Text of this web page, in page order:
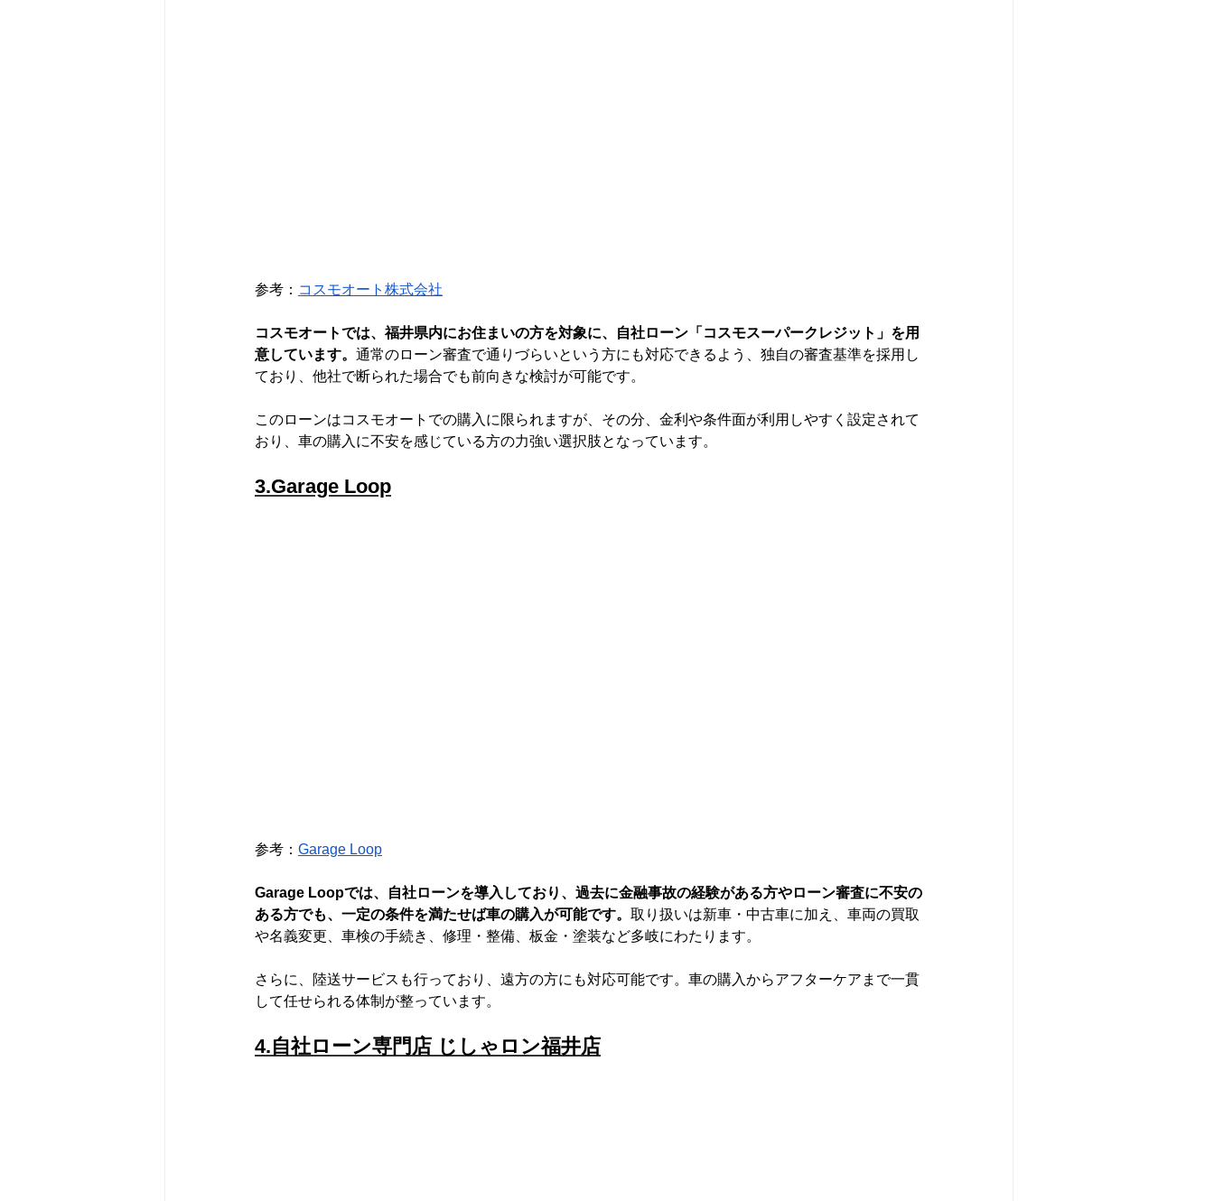
参考： コスモオート株式会社
コスモオートでは、福井県内にお住まいの方を対象に、自社ローン「コスモスーパークレジット」を用
意しています。 通常のローン審査で通りづらいという方にも対応できるよう、独自の審査基準を採用し
ており、他社で断られた場合でも前向きな検討が可能です。
このローンはコスモオートでの購入に限られますが、その分、金利や条件面が利用しやすく設定されて
おり、車の購入に不安を感じている方の力強い選択肢となっています。
3.Garage Loop
参考： Garage Loop
Garage Loopでは、自社ローンを導入しており、過去に金融事故の経験がある方やローン審査に不安の
ある方でも、一定の条件を満たせば車の購入が可能です。 取り扱いは新車・中古車に加え、車両の買取
や名義変更、車検の手続き、修理・整備、板金・塗装など多岐にわたります。
さらに、陸送サービスも行っており、遠方の方にも対応可能です。車の購入からアフターケアまで一貫
して任せられる体制が整っています。
4.自社ローン専門店 じしゃロン福井店